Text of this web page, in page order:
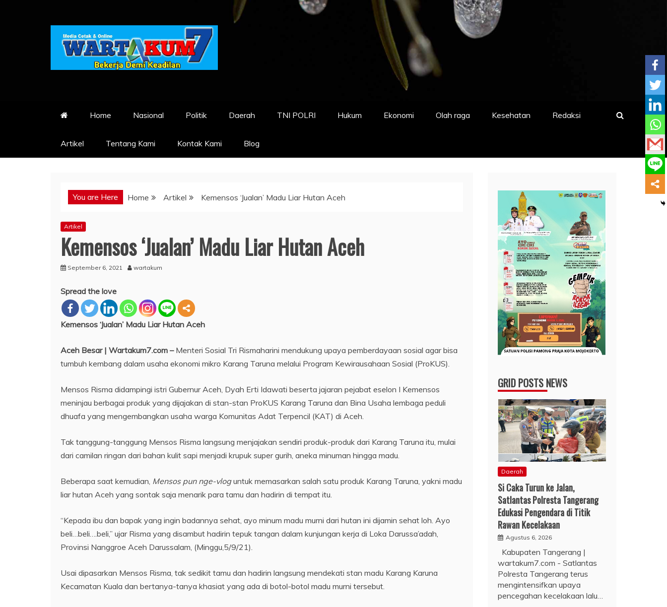
Home Nasional Politik Daerah TNI POLRI Hukum Ekonomi Olah raga Kesehatan Redaksi
Artikel Tentang Kami Kontak Kami Blog
You are Here Home Artikel Kemensos ‘Jualan’ Madu Liar Hutan Aceh
Artikel
Kemensos ‘Jualan’ Madu Liar Hutan Aceh
September 6, 2021 wartakum
Spread the love
Kemensos ‘Jualan’ Madu Liar Hutan Aceh
Aceh Besar | Wartakum7.com –Menteri Sosial Tri Rismaharini mendukung upaya pemberdayaan sosial agar bisa
tumbuh kembang dalam usaha ekonomi mikro Karang Taruna melalui Program Kewirausahaan Sosial (ProKUS).
Mensos Risma didampingi istri Gubernur Aceh, Dyah Erti Idawati beserta jajaran pejabat eselon I Kemensos
meninjau berbagai produk yang dijajakan di stan-stan ProKUS Karang Taruna dan Bina Usaha lembaga peduli
dhuafa yang mengembangkan usaha warga Komunitas Adat Terpencil (KAT) di Aceh.
Tak tanggung-tanggung Mensos Risma langsung menjajakan sendiri produk-produk dari Karang Taruna itu, mulai
dari camilan ringan dari bahan kulit sapi menjadi krupuk super gurih, aneka minuman hingga madu.
Beberapa saat kemudian, Mensos pun nge-vloguntuk memasarkan salah satu produk Karang Taruna, yakni madu
liar hutan Aceh yang sontak saja menarik para tamu dan hadirin di tempat itu.
“Kepada ibu dan bapak yang ingin badannya sehat, ayo minum madu murni dari hutan ini dijamin sehat loh. Ayo
beli…beli….beli,” ujar Risma yang disambut hadirin tepuk tangan dalam kunjungan kerja di Loka Darussa’adah,
Provinsi Nanggroe Aceh Darussalam, (Minggu,5/9/21).
Usai dipasarkan Mensos Risma, tak sedikit tamu dan hadirin langsung mendekati stan madu Karang Karuna
Kecamatan Kuala dan bertanya-tanya khasiat yang ada di botol-botol madu murni tersebut.
GRID POSTS NEWS
Daerah
Si Caka Turun ke Jalan,
Satlantas Polresta Tangerang
Edukasi Pengendara di Titik
Rawan Kecelakaan
Agustus 6, 2026
Kabupaten Tangerang |
wartakum7.com - Satlantas
Polresta Tangerang terus
mengintensifkan upaya
pencegahan kecelakaan lalu…